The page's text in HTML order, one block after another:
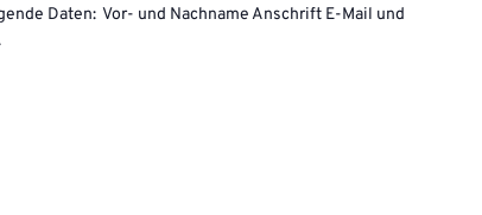
Daten: Vor- und Nachname Anschrift E-Mail und